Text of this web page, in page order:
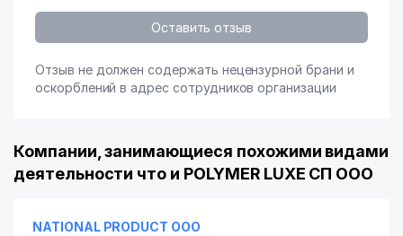
Оставить отзыв
Отзыв не должен содержать нецензурной брани и
оскорблений в адрес сотрудников организации
Компании, занимающиеся похожими видами
деятельности что и POLYMER LUXE СП ООО
NATIONAL PRODUCT ООО